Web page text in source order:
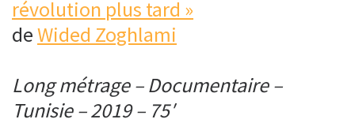
révolution plus tard »
deWided Zoghlami
Long métrage – Documentaire –
Tunisie – 2019 – 75′